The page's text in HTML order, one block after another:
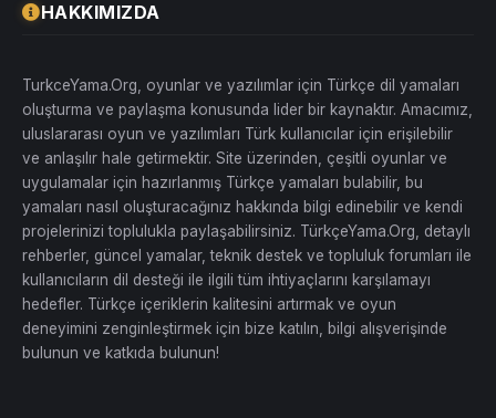
HAKKIMIZDA
TurkceYama.Org, oyunlar ve yazılımlar için Türkçe dil yamaları
oluşturma ve paylaşma konusunda lider bir kaynaktır. Amacımız,
uluslararası oyun ve yazılımları Türk kullanıcılar için erişilebilir
ve anlaşılır hale getirmektir. Site üzerinden, çeşitli oyunlar ve
uygulamalar için hazırlanmış Türkçe yamaları bulabilir, bu
yamaları nasıl oluşturacağınız hakkında bilgi edinebilir ve kendi
projelerinizi toplulukla paylaşabilirsiniz. TürkçeYama.Org, detaylı
rehberler, güncel yamalar, teknik destek ve topluluk forumları ile
kullanıcıların dil desteği ile ilgili tüm ihtiyaçlarını karşılamayı
hedefler. Türkçe içeriklerin kalitesini artırmak ve oyun
deneyimini zenginleştirmek için bize katılın, bilgi alışverişinde
bulunun ve katkıda bulunun!